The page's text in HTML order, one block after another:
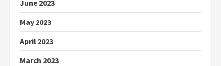
June 2023
May 2023
April 2023
March 2023